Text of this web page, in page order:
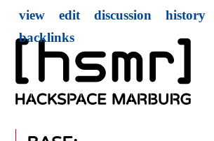
view edit discussion history
backlinks